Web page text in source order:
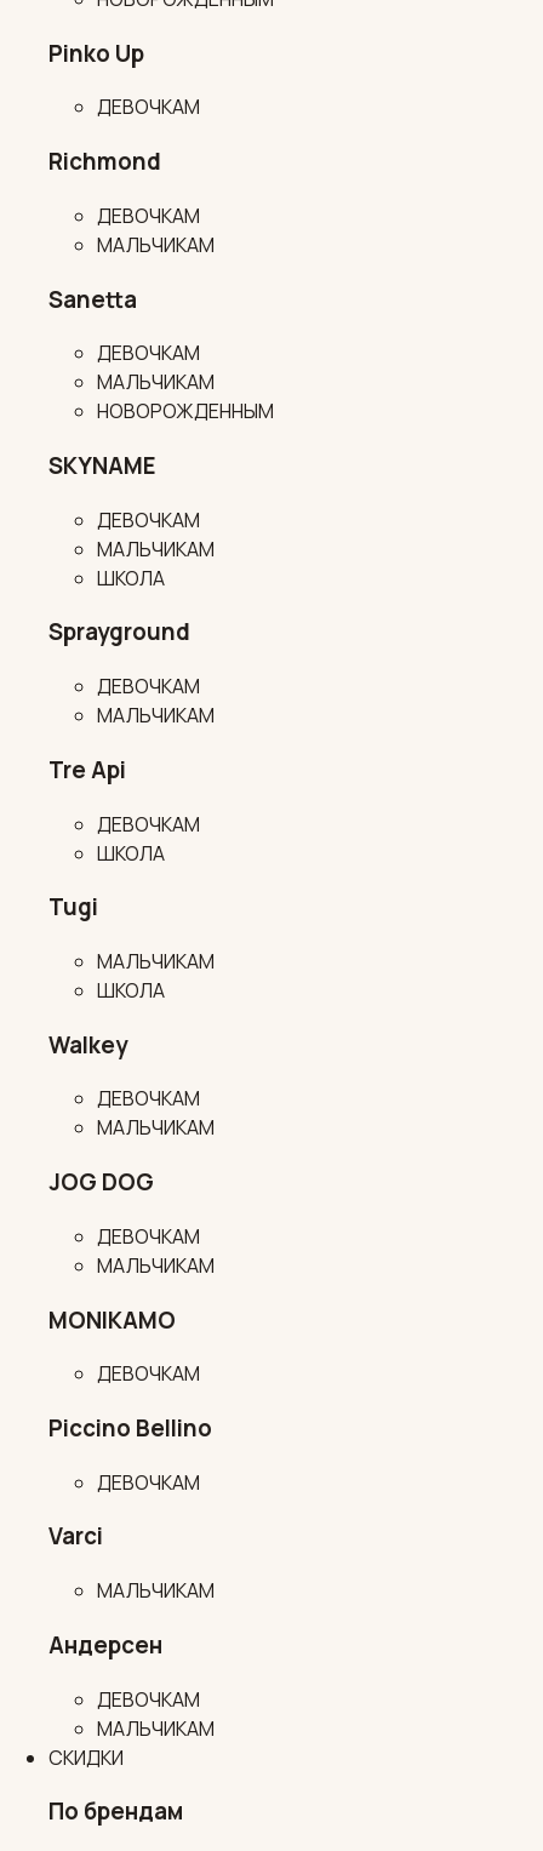
Pinko Up
ДЕВОЧКАМ
Richmond
ДЕВОЧКАМ
МАЛЬЧИКАМ
Sanetta
ДЕВОЧКАМ
МАЛЬЧИКАМ
НОВОРОЖДЕННЫМ
SKYNAME
ДЕВОЧКАМ
МАЛЬЧИКАМ
ШКОЛА
Sprayground
ДЕВОЧКАМ
МАЛЬЧИКАМ
Tre Api
ДЕВОЧКАМ
ШКОЛА
Tugi
МАЛЬЧИКАМ
ШКОЛА
Walkey
ДЕВОЧКАМ
МАЛЬЧИКАМ
JOG DOG
ДЕВОЧКАМ
МАЛЬЧИКАМ
MONIKAMO
ДЕВОЧКАМ
Piccino Bellino
ДЕВОЧКАМ
Varci
МАЛЬЧИКАМ
Андерсен
ДЕВОЧКАМ
МАЛЬЧИКАМ
СКИДКИ
По брендам